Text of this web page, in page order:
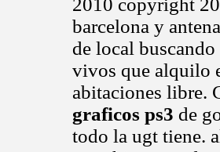
2010 copyright
barcelona y
de local
vivos que alquilo
abitaciones libre.
graficos ps3 de
todo la ugt tiene.